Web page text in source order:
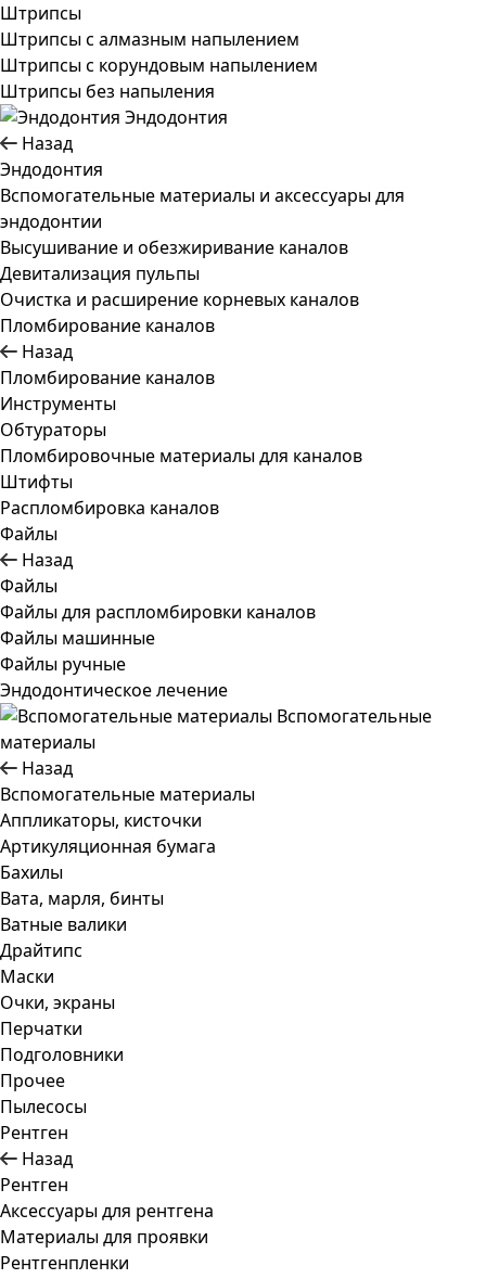
Штрипсы
Штрипсы c алмазным напылением
Штрипсы c корундовым напылением
Штрипсы без напыления
Эндодонтия
Назад
Эндодонтия
Вспомогательные материалы и аксессуары для
эндодонтии
Высушивание и обезжиривание каналов
Девитализация пульпы
Очистка и расширение корневых каналов
Пломбирование каналов
Назад
Пломбирование каналов
Инструменты
Обтураторы
Пломбировочные материалы для каналов
Штифты
Распломбировка каналов
Файлы
Назад
Файлы
Файлы для распломбировки каналов
Файлы машинные
Файлы ручные
Эндодонтическое лечение
Вспомогательные
материалы
Назад
Вспомогательные материалы
Аппликаторы, кисточки
Артикуляционная бумага
Бахилы
Вата, марля, бинты
Ватные валики
Драйтипс
Маски
Очки, экраны
Перчатки
Подголовники
Прочее
Пылесосы
Рентген
Назад
Рентген
Аксессуары для рентгена
Материалы для проявки
Рентгенпленки